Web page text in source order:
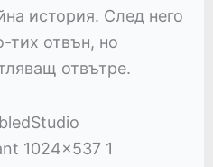
история. След него
тих отвън, но
отвътре.